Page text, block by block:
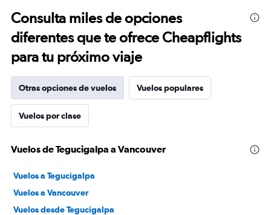
Consulta miles de opciones
diferentes que te ofrece Cheapflights
para tu próximo viaje
Otras opciones de vuelos Vuelos populares
Vuelos por clase
Vuelos de Tegucigalpa a Vancouver
Vuelos a Tegucigalpa
Vuelos a Vancouver
Vuelos desde Tegucigalpa